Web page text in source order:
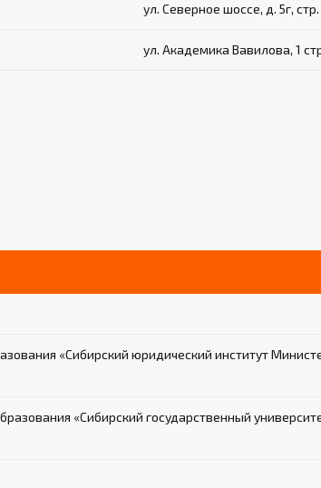
ул. Северное шоссе, д. 5г,
ул. Академика Вавилова, 1
«Сибирский юридический институт
«Сибирский государственный